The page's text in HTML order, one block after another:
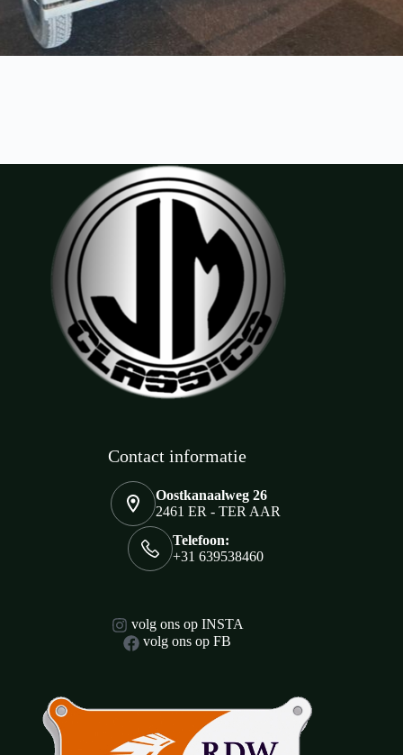
Contact informatie
Oostkanaalweg 26
2461 ER - TER AAR
Telefoon:
+31 639538460
volg ons op INSTA
volg ons op FB